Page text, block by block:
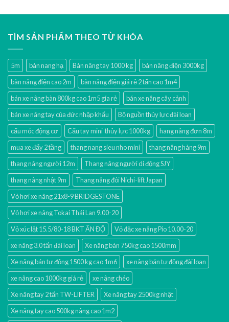
TÌM SẢN PHẨM THEO TỪ KHÓA
5m bàn nang hạ Bàn nâng tay 1000 kg
bàn nâng điện 3000kg
bàn nâng điện cao 2m
bàn nâng điện giá rẻ 2 tấn cao 1m4
bán xe nâng bàn 800kg cao 1m5 gía rẻ
bán xe nâng cây cảnh
bán xe nâng tay của đức nhập khẩu
Bộ nguồn thủy lực đài loan
cẩu móc động cơ
Cẩu tay mini thủy lực 1000kg
hang nâng đơn 8m
mua xe đẩy 2 tầng
thang nang sieu nho mini
thang nâng hàng 9m
thang nâng người 12m
Thang nâng người di động SJY
thang nâng nhật 9m
Thang nâng đôi Nichi-lift Japan
Vỏ hơi xe nâng 21x8-9 BRIDGESTONE
Vỏ hơi xe nâng Tokai Thái Lan 9.00-20
Vỏ xúc lật 15.5/80-18 BKT ẤN ĐỘ
Vỏ đặc xe nâng Pio 10.00-20
xe nâng 3.0 tấn đài loan
Xe nâng bàn 750kg cao 1500mm
Xe nâng bán tự động 1500 kg cao 1m6
xe nâng bán tự động đài loan
xe nâng cao 1000kg giá rẻ
xe nâng chéo
Xe nâng tay 2 tấn TW-LIFTER
Xe nâng tay 2500kg nhật
Xe nâng tay cao 500kg nâng cao 1m2